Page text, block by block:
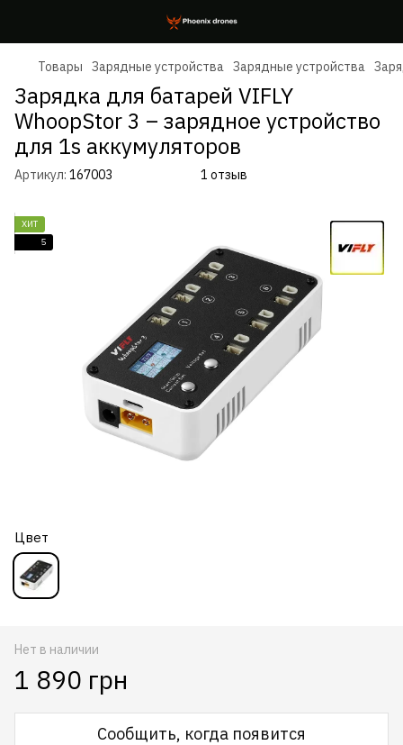
Товары Зарядные устройства Зарядные устройства
Зарядка для батарей VIFLY
WhoopStor 3 – зарядное устройство
для 1s аккумуляторов
Артикул: 167003 1 отзыв
ХИТ
5
Цвет
Нет в наличии
1 890 грн
Сообщить, когда появится